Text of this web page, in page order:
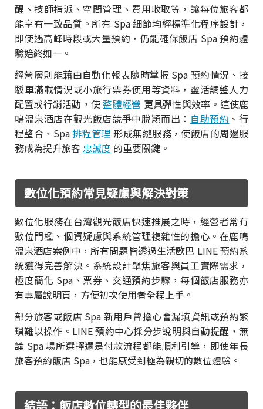
醒、技師指派、空間管理、費用收取等，讓每位旅客都
能享有一致品質。所有 Spa 細節均經標準化程序設計，
即使遇高峰時段或大量預約，仍能確保飯店 Spa 預約體
驗始終如一。
經營層則能藉由自動化報表隨時掌握 Spa 預約情況、接
駁車滿載情況或小旅行票券使用等資料，靈活調整人力
配置或行銷活動，使整體經營 更具彈性與效率。這使鹿
鳴溫泉酒店在觀光飯店競爭中脫穎而出： 自助預約 、行
程整合、Spa排程管理 形成無縫服務，使飯店的周邊服
務成為提升旅客 忠誠度 的重要關鍵。
數位化預約常見疑慮與解決對策
數位化服務在台灣觀光飯店快速推展之時，經營者常有
數位門檻、個資疑慮與系統管理複雜性的擔心。在鹿鳴
溫泉酒店案例中，所有問題皆透過生活歐巴 LINE 預約系
統獲得完善解決。系統設計聚焦旅客與員工實際需求，
極度簡化 Spa、票券、交通預約步驟，每個飯店服務亦
有專屬說明頁，方便初次使用者全程上手。
部分旅客或飯店 Spa 新用戶曾擔心會漏填資訊或預約繁
瑣難以操作。LINE 預約中心採分步說明與自動提醒，無
論 Spa 場所選擇還是付款流程都能順利引導，即使年長
旅客預約飯店 Spa，也能感受到極為親切的數位體驗。
結語：飯店數位轉型的最佳夥伴